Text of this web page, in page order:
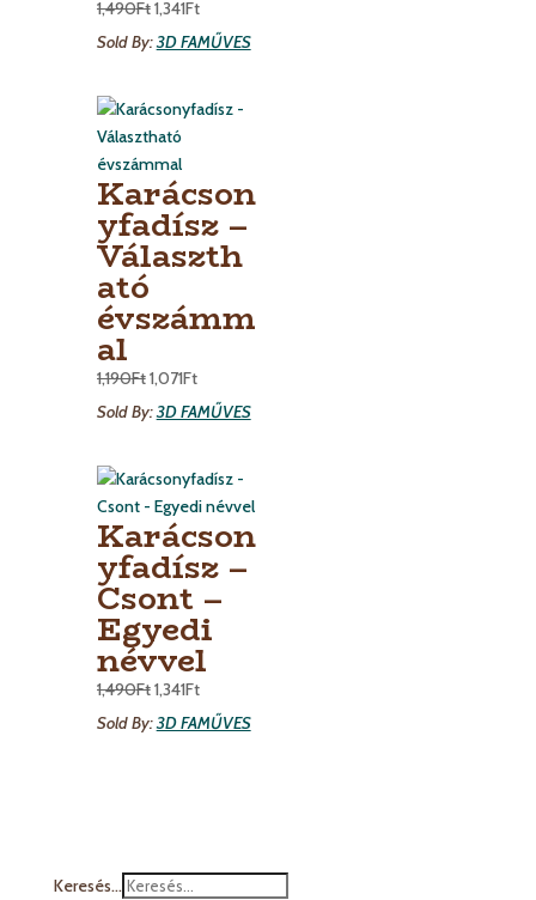
1,490Ft1,341Ft
Sold By:3D FAMŰVES
Karácson
yfadísz –
Választh
ató
évszámm
al
1,190Ft1,071Ft
Sold By:3D FAMŰVES
Karácson
yfadísz –
Csont –
Egyedi
névvel
1,490Ft1,341Ft
Sold By:3D FAMŰVES
Keresés...